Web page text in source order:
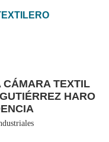
CÁMARA TEXTIL
HARO